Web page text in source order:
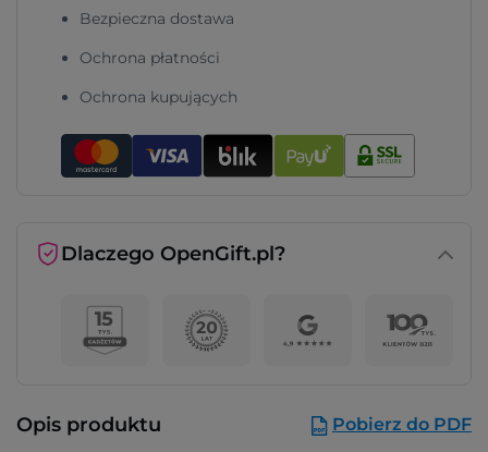
Bezpieczna dostawa
Ochrona płatności
Ochrona kupujących
Dlaczego OpenGift.pl?
Opis produktu Pobierz do PDF